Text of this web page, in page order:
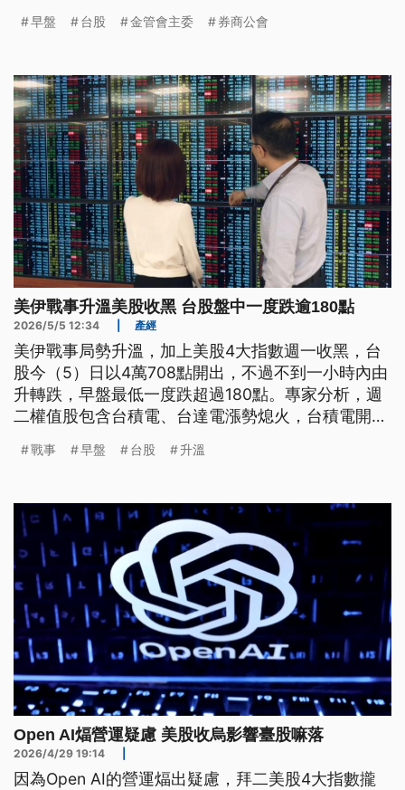
早盤 台股 金管會主委 券商公會
美伊戰事升溫美股收黑 台股盤中一度跌逾180點
2026/5/5 12:34 產經
美伊戰事局勢升溫，加上美股4大指數週一收黑，台
股今（5）日以4萬708點開出，不過不到一小時內由
升轉跌，早盤最低一度跌超過180點。專家分析，週
二權值股包含台積電、台達電漲勢熄火，台積電開低
戰事 早盤 台股 升溫
Open AI煏營運疑慮 美股收烏影響臺股嘛落
2026/4/29 19:14
因為Open AI的營運煏出疑慮，拜二美股4大指數攏